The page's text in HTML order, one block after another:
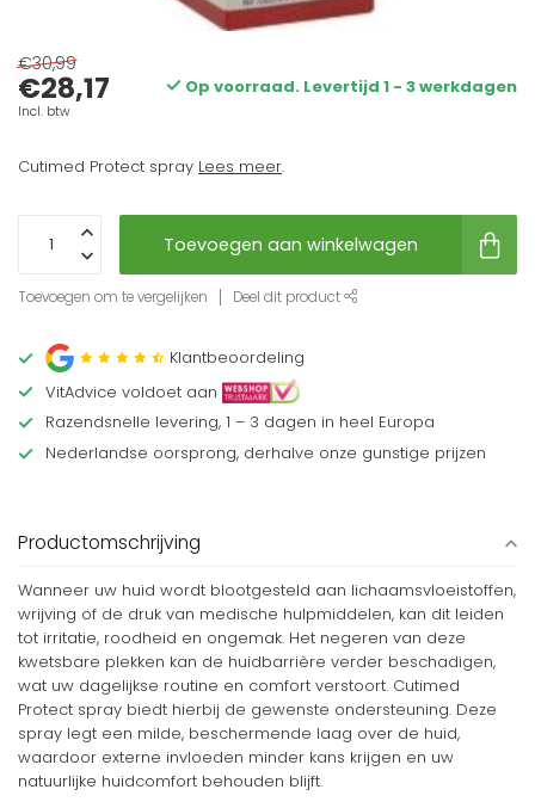
€30,99
€28,17
Incl. btw
Op voorraad. Levertijd 1 - 3 werkdagen
Cutimed Protect spray Lees meer.
Toevoegen aan winkelwagen
Toevoegen om te vergelijken Deel dit product
Klantbeoordeling
VitAdvice voldoet aan
Razendsnelle levering, 1 – 3 dagen in heel Europa
Nederlandse oorsprong, derhalve onze gunstige prijzen
Productomschrijving
Wanneer uw huid wordt blootgesteld aan lichaamsvloeistoffen,
wrijving of de druk van medische hulpmiddelen, kan dit leiden
tot irritatie, roodheid en ongemak. Het negeren van deze
kwetsbare plekken kan de huidbarrière verder beschadigen,
wat uw dagelijkse routine en comfort verstoort. Cutimed
Protect spray biedt hierbij de gewenste ondersteuning. Deze
spray legt een milde, beschermende laag over de huid,
waardoor externe invloeden minder kans krijgen en uw
natuurlijke huidcomfort behouden blijft.